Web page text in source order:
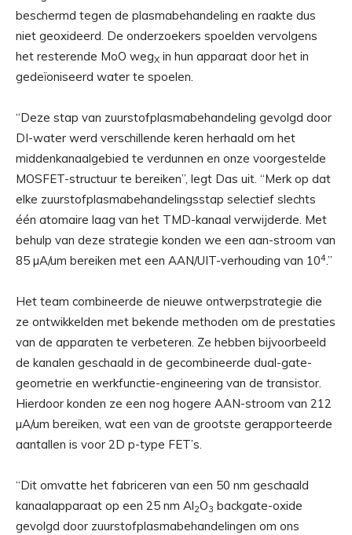
beschermd tegen de plasmabehandeling en raakte dus
niet geoxideerd. De onderzoekers spoelden vervolgens
het resterende MoO wegX in hun apparaat door het in
gedeïoniseerd water te spoelen.
“Deze stap van zuurstofplasmabehandeling gevolgd door
DI-water werd verschillende keren herhaald om het
middenkanaalgebied te verdunnen en onze voorgestelde
MOSFET-structuur te bereiken”, legt Das uit. “Merk op dat
elke zuurstofplasmabehandelingsstap selectief slechts
één atomaire laag van het TMD-kanaal verwijderde. Met
behulp van deze strategie konden we een aan-stroom van
85 µA/um bereiken met een AAN/UIT-verhouding van 104.”
Het team combineerde de nieuwe ontwerpstrategie die
ze ontwikkelden met bekende methoden om de prestaties
van de apparaten te verbeteren. Ze hebben bijvoorbeeld
de kanalen geschaald in de gecombineerde dual-gate-
geometrie en werkfunctie-engineering van de transistor.
Hierdoor konden ze een nog hogere AAN-stroom van 212
µA/um bereiken, wat een van de grootste gerapporteerde
aantallen is voor 2D p-type FET’s.
“Dit omvatte het fabriceren van een 50 nm geschaald
kanaalapparaat op een 25 nm Al2O3 backgate-oxide
gevolgd door zuurstofplasmabehandelingen om ons